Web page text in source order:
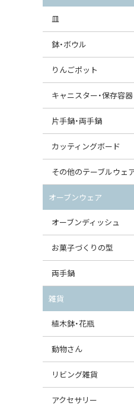
ピッチャー
コーヒードリッパー
すべて見る
皿
大皿（24cm〜）
中皿（18〜24cm）
丸皿
スープ皿
ダルマプレート
たまご型プレート
ハート型プレート
変形プレート
分割ディッシュ
すべて見る
鉢・ボウル
大鉢（21cm〜）
中鉢（16〜21cm）
丸鉢・どんぶり・ボウル
茶碗
オーバルボウル
ハートボウル
葉っぱ型ボウル
りんご型ボウル
いちご型ボウル
星型ボウル
りんごポット
りんごポット
りんごポット小
キャニスター・保存容器
キャニスター
つぼ
ガーリックポット
オニオンキャニスター
ガーリックキャニスタ
チーズケース
バターディッシュ
六角形ポット
ボトル
すべて見る
片手鍋・両手鍋
ソースパン（片手鍋）
スープチュリーン
カッティングボード
角型カッティングボー
丸型カッティングボード
すべて見る
その他のテーブルウェ
調味料入れ
グレイヴィーボート
エッグカップ
ケーキスタンド
カトラリー
はしおき・カトラリー
オーブンウェア
オーブンディッシュ
大型（24cm〜）
中型（18〜24cm）
スクエアオーブンディ
オーバルオーブンディ
すべて見る
お菓子づくりの型
パウンド型
マフィン型
すべて見る
両手鍋
チュリーン
キャセロール
すべて見る
雑貨
植木鉢・花瓶
植木鉢
花瓶
動物さん
フィギュア・置物
貯金箱
リビング雑貨
スツール
アクセサリー